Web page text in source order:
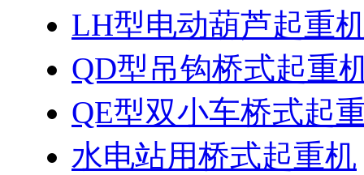
LH型电动葫芦起重
QD型吊钩桥式起重
QE型双小车桥式起
水电站用桥式起重机